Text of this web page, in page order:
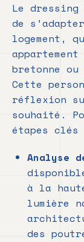
Le dressing
de
logement,
bretonne
Cette
réflexion
souhaité.
étapes clés
Analyse
à la
lumière
des